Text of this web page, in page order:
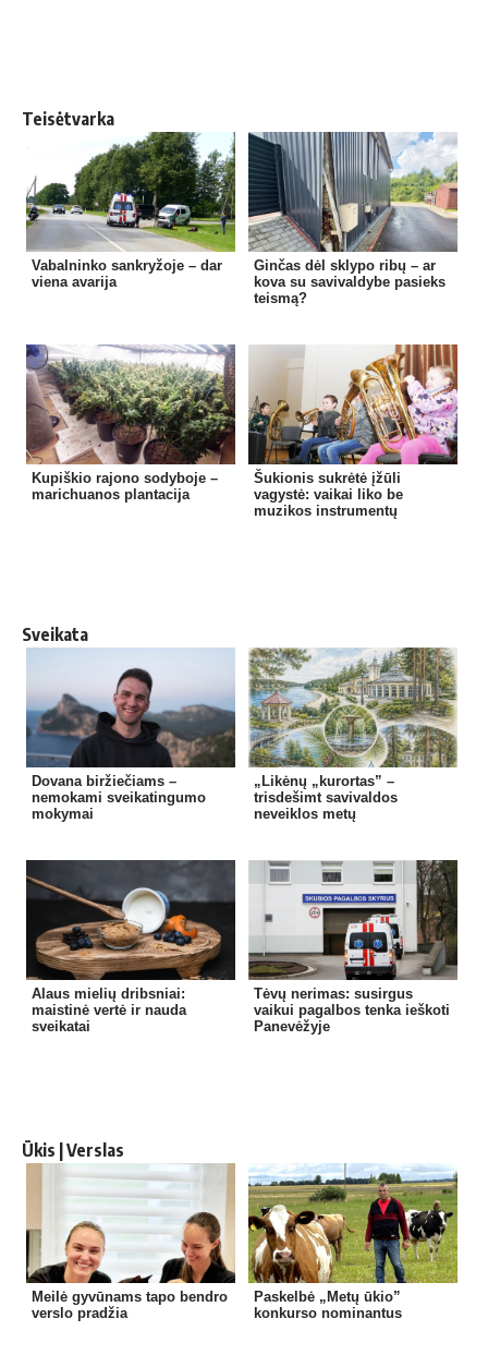
Teisėtvarka
Vabalninko sankryžoje – dar
viena avarija
Ginčas dėl sklypo ribų – ar
kova su savivaldybe pasieks
teismą?
Kupiškio rajono sodyboje –
marichuanos plantacija
Šukionis sukrėtė įžūli
vagystė: vaikai liko be
muzikos instrumentų
Sveikata
Dovana biržiečiams –
nemokami sveikatingumo
mokymai
„Likėnų „kurortas” –
trisdešimt savivaldos
neveiklos metų
Alaus mielių dribsniai:
maistinė vertė ir nauda
sveikatai
Tėvų nerimas: susirgus
vaikui pagalbos tenka ieškoti
Panevėžyje
Ūkis | Verslas
Meilė gyvūnams tapo bendro
verslo pradžia
Paskelbė „Metų ūkio”
konkurso nominantus